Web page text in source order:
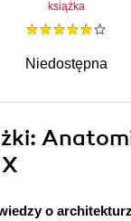
książka
Niedostępna
:
o